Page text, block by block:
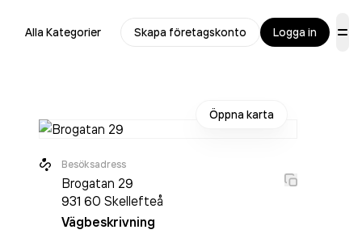
Alla Kategorier Skapa företagskonto Logga in
Öppna karta
Besöksadress
Brogatan 29
931 60 Skellefteå
Vägbeskrivning